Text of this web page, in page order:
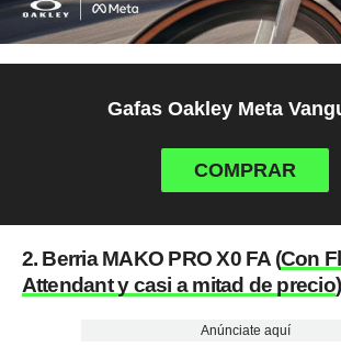
Gafas Oakley Meta
COMPRAR
2. Berria MAKO PRO X0 FA (Con
Attendant y casi a mitad de precio)
Anúnciate aquí